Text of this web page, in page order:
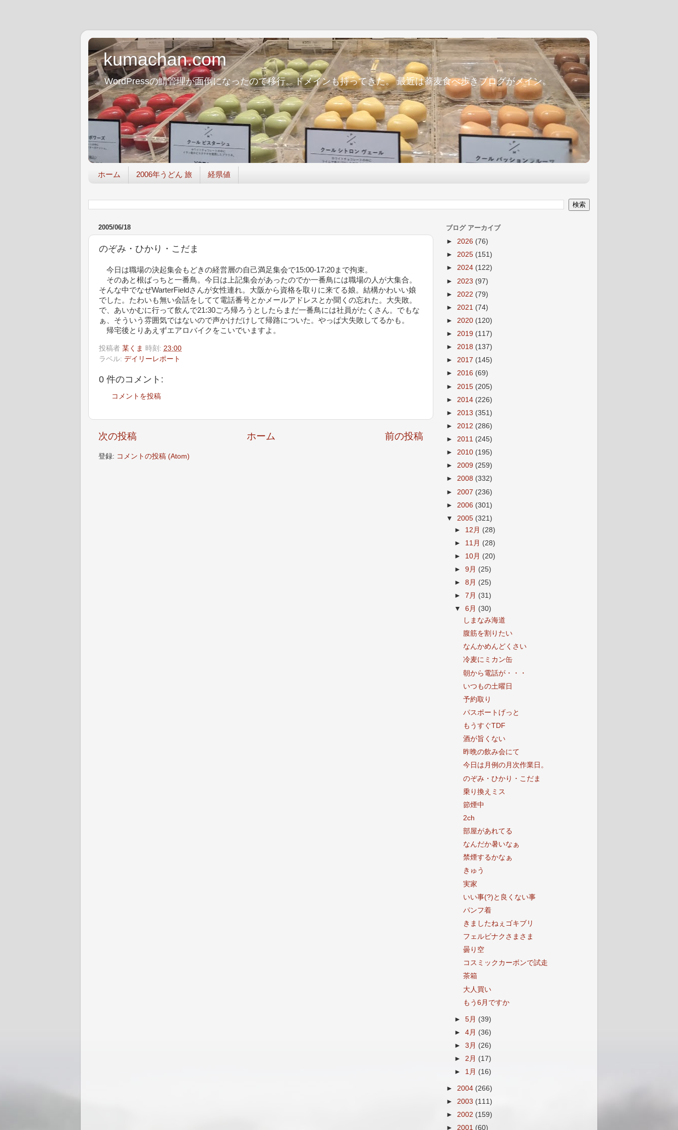
kumachan.com
WordPressの鯖管理が面倒になったので移行。ドメインも持ってきた。 最近は蕎麦食べ歩きブログがメイン。
ホーム 2006年うどん 旅 経県値
2005/06/18
のぞみ・ひかり・こだま
今日は職場の決起集会もどきの経営層の自己満足集会で15:00-17:20まで拘束。
そのあと根ばっちと一番鳥。今日は上記集会があったのでか一番鳥には職場の人が大集合。
そんな中でなぜWarterFieldさんが女性連れ。大阪から資格を取りに来てる娘。結構かわいい娘
でした。たわいも無い会話をしてて電話番号とかメールアドレスとか聞くの忘れた。大失敗。
で、あいかむに行って飲んで21:30ごろ帰ろうとしたらまだ一番鳥には社員がたくさん。でもな
ぁ、そういう雰囲気ではないので声かけだけして帰路についた。やっぱ大失敗してるかも。
帰宅後とりあえずエアロバイクをこいでいますよ。
投稿者 某くま 時刻: 23:00
ラベル: デイリーレポート
0 件のコメント:
コメントを投稿
次の投稿 前の投稿
ホーム
登録: コメントの投稿 (Atom)
ブログ アーカイブ
► 2026 (76)
► 2025 (151)
► 2024 (122)
► 2023 (97)
► 2022 (79)
► 2021 (74)
► 2020 (120)
► 2019 (117)
► 2018 (137)
► 2017 (145)
► 2016 (69)
► 2015 (205)
► 2014 (226)
► 2013 (351)
► 2012 (286)
► 2011 (245)
► 2010 (195)
► 2009 (259)
► 2008 (332)
► 2007 (236)
► 2006 (301)
▼ 2005 (321)
► 12月 (28)
► 11月 (28)
► 10月 (20)
►9月 (25)
►8月 (25)
►7月 (31)
▼6月 (30)
しまなみ海道
腹筋を割りたい
なんかめんどくさい
冷麦にミカン缶
朝から電話が・・・
いつもの土曜日
予約取り
パスポートげっと
もうすぐTDF
酒が旨くない
昨晩の飲み会にて
今日は月例の月次作業日。
のぞみ・ひかり・こだま
乗り換えミス
節煙中
2ch
部屋があれてる
なんだか暑いなぁ
禁煙するかなぁ
きゅう
実家
いい事(?)と良くない事
パンフ着
きましたねぇゴキブリ
フェルビナクさまさま
曇り空
コスミックカーボンで試走
茶箱
大人買い
もう6月ですか
►5月 (39)
►4月 (36)
►3月 (26)
► 2月 (17)
► 1月 (16)
► 2004 (266)
► 2003 (111)
► 2002 (159)
► 2001 (60)